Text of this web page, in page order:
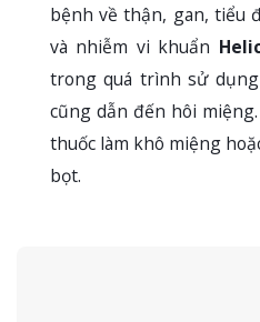
bệnh về thận, gan, tiểu
và nhiễm vi khuẩn
trong quá trình sử
cũng dẫn đến hôi
thuốc làm khô miệng
bọt.